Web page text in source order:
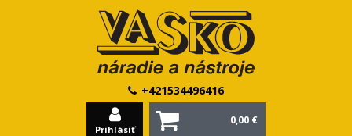
+421534496416
Prihlásiť
0,00 €